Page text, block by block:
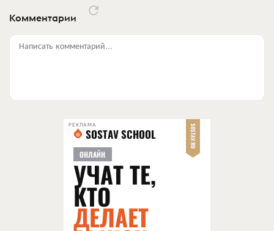
Комментарии
Написать комментарий...
РЕКЛАМА